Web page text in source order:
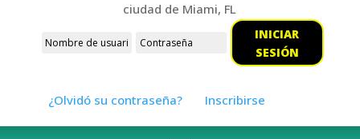
ciudad de Miami, FL
INICIAR
SESIÓN
¿Olvidó su contraseña? Inscribirse